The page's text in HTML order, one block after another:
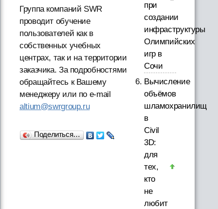
Группа компаний SWR
проводит обучение
пользователей как в
собственных учебных
центрах, так и на территории
заказчика. За подробностями
обращайтесь к Вашему
менеджеру или по e-mail
altium@swrgroup.ru
Поделиться…
при
создании
инфраструктуры
Олимпийских
игр в
Сочи
Вычисление
объёмов
шламохранилищ
в
Civil
3D:
для
тех,
кто
не
любит